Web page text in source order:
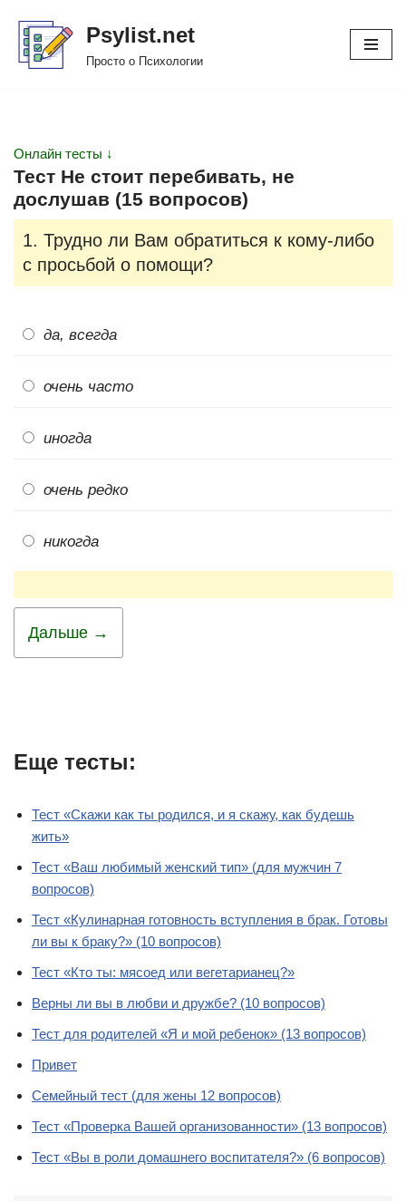
Перейти
Psylist.net
Просто о Психологии
Онлайн тесты ↓
Тест Не стоит перебивать, не
дослушав (15 вопросов)
1. Трудно ли Вам обратиться к кому-либо
с просьбой о помощи?
да, всегда
очень часто
иногда
очень редко
никогда
Дальше →
Еще тесты:
Тест «Скажи как ты родился, и я скажу, как будешь
жить»
Тест «Ваш любимый женский тип» (для мужчин 7
вопросов)
Тест «Кулинарная готовность вступления в брак. Готовы
ли вы к браку?» (10 вопросов)
Тест «Кто ты: мясоед или вегетарианец?»
Верны ли вы в любви и дружбе? (10 вопросов)
Тест для родителей «Я и мой ребенок» (13 вопросов)
Привет
Семейный тест (для жены 12 вопросов)
Тест «Проверка Вашей организованности» (13 вопросов)
Тест «Вы в роли домашнего воспитателя?» (6 вопросов)